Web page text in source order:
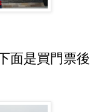
面是買門票後